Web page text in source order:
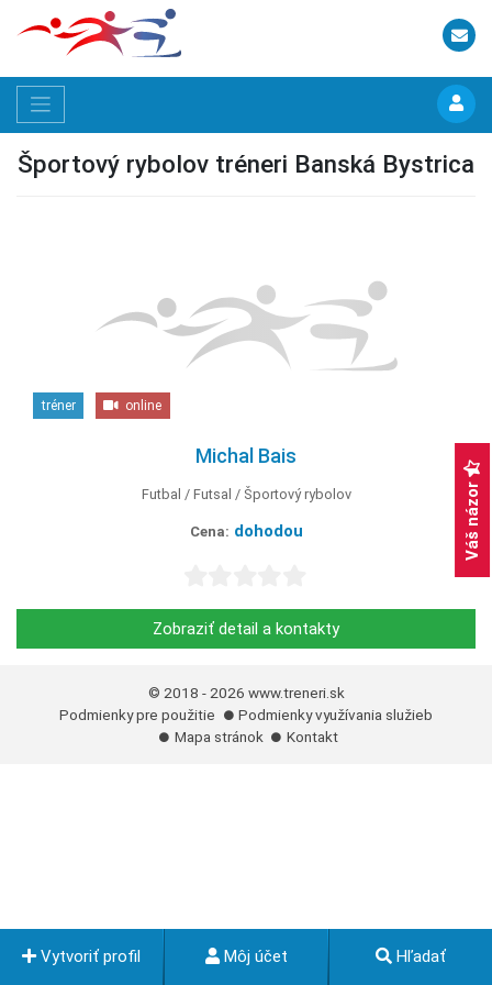
Športový rybolov tréneri Banská Bystrica
tréner online
Michal Bais
Futbal Futsal Športový rybolov
Cena: dohodou
Zobraziť detail a kontakty
© 2018 - 2026 www.treneri.sk
Podmienky pre použitie
Podmienky využívania služieb
Mapa stránok
Kontakt
Vytvoriť profil Môj účet Hľadať
Váš názor